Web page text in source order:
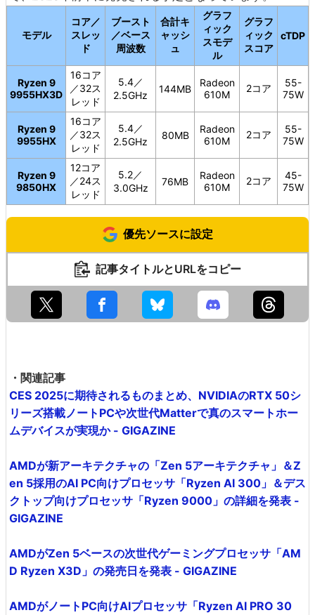
モデル
コア／
スレッ
ド
ブースト
／ベース
周波数
合計キ
ャッシ
ュ
グラフ
ィック
スモデ
ル
グラフ
ィック
スコア
cTDP
Ryzen 9
9955HX3D
16コア
／32ス
レッド
5.4／
2.5GHz
144MB
Radeon
610M
2コア
55-
75W
Ryzen 9
9955HX
16コア
／32ス
レッド
5.4／
2.5GHz
80MB
Radeon
610M
2コア
55-
75W
Ryzen 9
9850HX
12コア
／24ス
レッド
5.2／
3.0GHz
76MB
Radeon
610M
2コア
45-
75W
優先ソースに設定
記事タイトルとURLをコピー
・関連記事
CES 2025に期待されるものまとめ、NVIDIAのRTX 50シ
リーズ搭載ノートPCや次世代Matterで真のスマートホー
ムデバイスが実現か - GIGAZINE
AMDが新アーキテクチャの「Zen 5アーキテクチャ」＆Z
en 5採用のAI PC向けプロセッサ「Ryzen AI 300」＆デス
クトップ向けプロセッサ「Ryzen 9000」の詳細を発表 -
GIGAZINE
AMDがZen 5ベースの次世代ゲーミングプロセッサ「AM
D Ryzen X3D」の発売日を発表 - GIGAZINE
AMDがノートPC向けAIプロセッサ「Ryzen AI PRO 30